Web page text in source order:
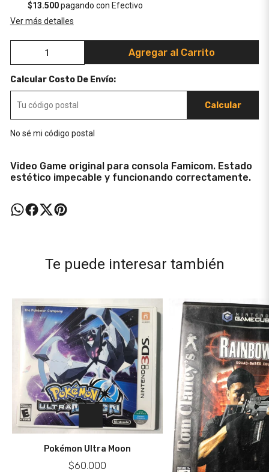
$13.500pagando con Efectivo
Ver más detalles
Agregar al Carrito
Calcular Costo De Envío:
Calcular
No sé mi código postal
Video Game original para consola Famicom. Estado
estético impecable y funcionando correctamente.
Te puede interesar también
Pokémon Ultra Moon
$60.000